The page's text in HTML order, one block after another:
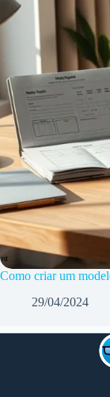
Como criar um
29/04/2024